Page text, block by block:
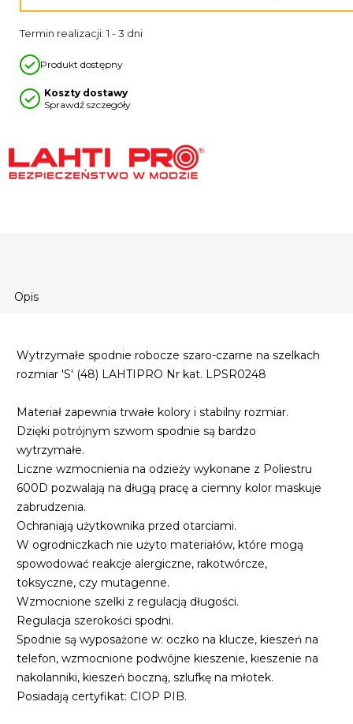
Opis
Wytrzymałe spodnie robocze szaro-czarne na szelkach
rozmiar 'S' (48) LAHTIPRO Nr kat. LPSR0248
Materiał zapewnia trwałe kolory i stabilny rozmiar.
Dzięki potrójnym szwom spodnie są bardzo
wytrzymałe.
Liczne wzmocnienia na odzieży wykonane z Poliestru
600D pozwalają na długą pracę a ciemny kolor maskuje
zabrudzenia.
Ochraniają użytkownika przed otarciami.
W ogrodniczkach nie użyto materiałów, które mogą
spowodować reakcje alergiczne, rakotwórcze,
toksyczne, czy mutagenne.
Wzmocnione szelki z regulacją długości.
Regulacja szerokości spodni.
Spodnie są wyposażone w: oczko na klucze, kieszeń na
telefon, wzmocnione podwójne kieszenie, kieszenie na
nakolanniki, kieszeń boczną, szlufkę na młotek.
Posiadają certyfikat: CIOP PIB.
Termin realizacji: 1 - 3 dni
Produkt dostępny
Koszty dostawy
Sprawdź szczegóły